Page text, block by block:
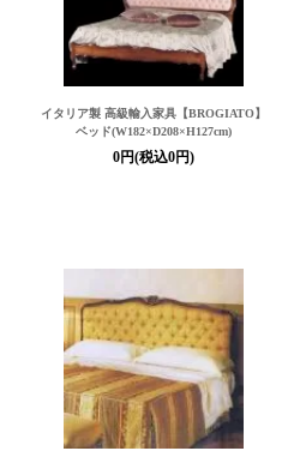
イタリア製 高級輸入家具【BROGIATO】
ベッド(W182×D208×H127cm)
0円(税込0円)